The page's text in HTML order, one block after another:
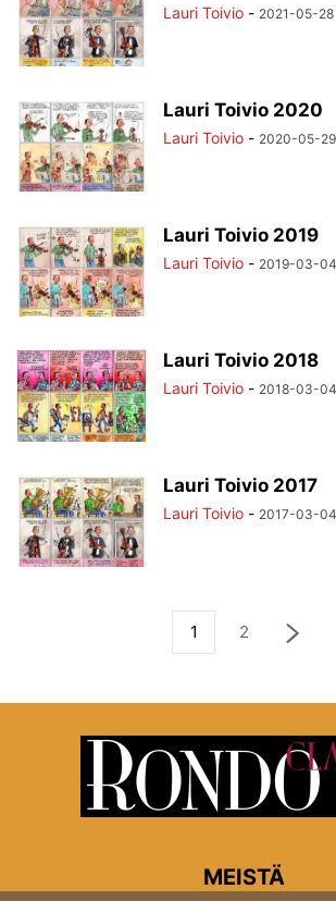
Lauri Toivio - 2021-05-28
Lauri Toivio 2020
Lauri Toivio - 2020-05-29
Lauri Toivio 2019
Lauri Toivio - 2019-03-04
Lauri Toivio 2018
Lauri Toivio - 2018-03-04
Lauri Toivio 2017
Lauri Toivio - 2017-03-04
1 2
MEISTÄ